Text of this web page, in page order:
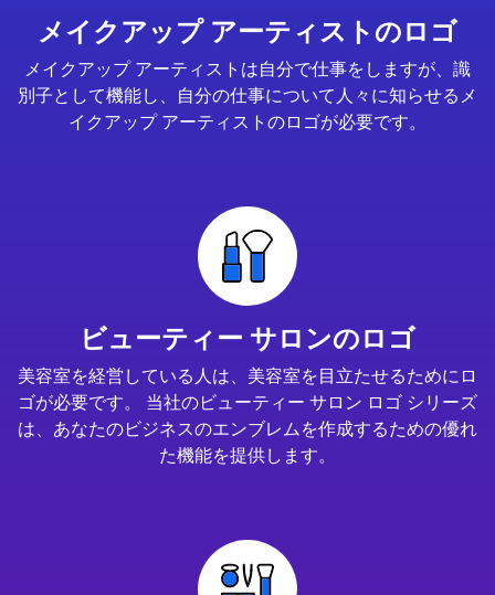
メイクアップ アーティストのロゴ
メイクアップ アーティストは自分で仕事をしますが、識
別子として機能し、自分の仕事について人々に知らせるメ
イクアップ アーティストのロゴが必要です。
ビューティー サロンのロゴ
美容室を経営している人は、美容室を目立たせるためにロ
ゴが必要です。 当社のビューティー サロン ロゴ シリーズ
は、あなたのビジネスのエンブレムを作成するための優れ
た機能を提供します。